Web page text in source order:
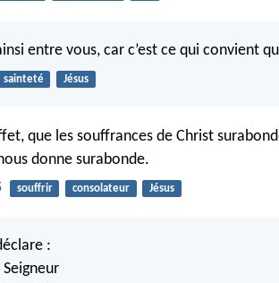
entre vous, car c’est ce qui convient
sainteté Jésus
que les souffrances de Christ
donne surabonde.
souffrir consolateur Jésus
: